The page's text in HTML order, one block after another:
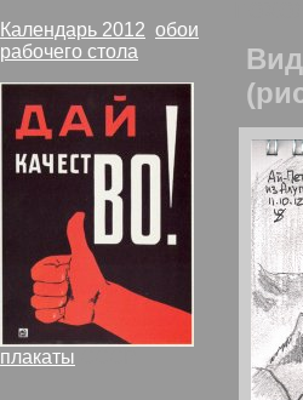
Календарь 2012 обои
рабочего стола
плакаты